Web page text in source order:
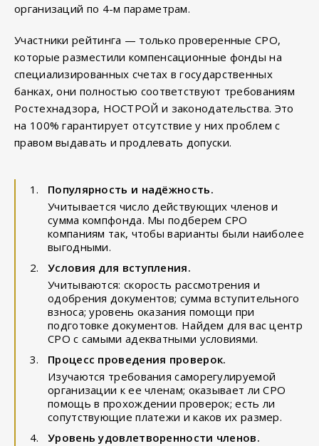
организаций по 4-м параметрам.
Участники рейтинга — только проверенные СРО,
которые разместили компенсационные фонды на
специализированных счетах в государственных
банках, они полностью соответствуют требованиям
Ростехнадзора, НОСТРОЙ и законодательства. Это
на 100% гарантирует отсутствие у них проблем с
правом выдавать и продлевать допуски.
Популярность и надёжность.
Учитывается число действующих членов и
сумма компфонда. Мы подберем СРО
компаниям так, чтобы варианты были наиболее
выгодными.
Условия для вступления.
Учитываются: скорость рассмотрения и
одобрения документов; сумма вступительного
взноса; уровень оказания помощи при
подготовке документов. Найдем для вас центр
СРО с самыми адекватными условиями.
Процесс проведения проверок.
Изучаются требования саморегулируемой
организации к ее членам; оказывает ли СРО
помощь в прохождении проверок; есть ли
сопутствующие платежи и каков их размер.
Уровень удовлетворенности членов.